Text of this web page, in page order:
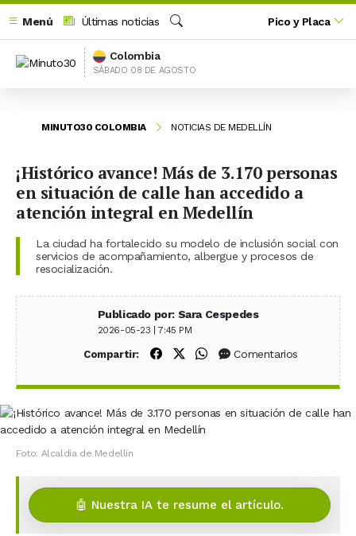
Menú
Últimas noticias
Buscar
Pico y Placa
Colombia
SÁBADO 08 DE AGOSTO
MINUTO30 COLOMBIA NOTICIAS DE MEDELLÍN
¡Histórico avance! Más de 3.170 personas
en situación de calle han accedido a
atención integral en Medellín
La ciudad ha fortalecido su modelo de inclusión social con
servicios de acompañamiento, albergue y procesos de
resocialización.
Publicado por: Sara Cespedes
2026-05-23 | 7:45 PM
Compartir: Compartir en Facebook
Compartir en X (Twitter)
Compartir en WhatsApp
Comentarios
Foto: Alcaldía de Medellín
🤖 Nuestra IA te resume el artículo.